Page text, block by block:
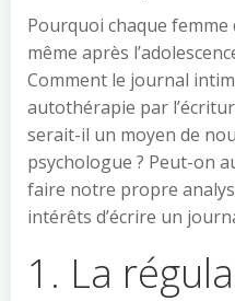
Pourquoi chaque
même après
Comment le journal
autothérapie par
serait-il un moyen de
psychologue ? Peut-on
faire notre propre
intérêts d’écrire un
1. La